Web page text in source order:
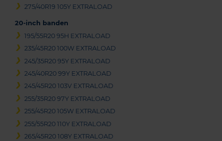
275/40R19 105Y EXTRALOAD
20-inch banden
195/55R20 95H EXTRALOAD
235/45R20 100W EXTRALOAD
245/35R20 95Y EXTRALOAD
245/40R20 99Y EXTRALOAD
245/45R20 103V EXTRALOAD
255/35R20 97Y EXTRALOAD
255/45R20 105W EXTRALOAD
255/55R20 110Y EXTRALOAD
265/45R20 108Y EXTRALOAD